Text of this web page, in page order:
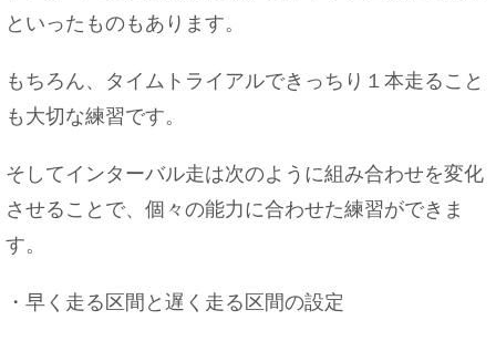
といったものもあります。
もちろん、タイムトライアルできっちり１本走ること
も大切な練習です。
そしてインターバル走は次のように組み合わせを変化
させることで、個々の能力に合わせた練習ができま
す。
・早く走る区間と遅く走る区間の設定